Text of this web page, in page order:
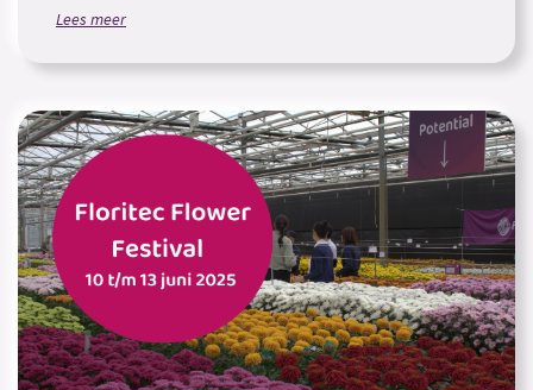
Lees meer